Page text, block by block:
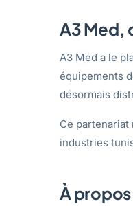
A3 Med,
A3 Med a le
équipements
désormais
Ce
industries
À